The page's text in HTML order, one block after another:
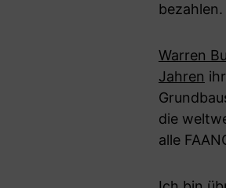
bezahlen.
Warren
Jahren
die
alle